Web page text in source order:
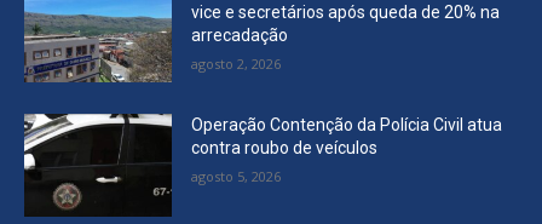
vice e secretários após queda de 20% na
arrecadação
agosto 2, 2026
Operação Contenção da Polícia Civil atua
contra roubo de veículos
agosto 5, 2026